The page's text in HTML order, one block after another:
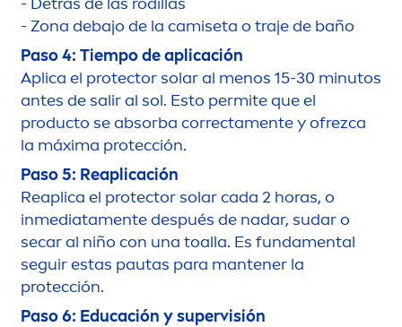
- Zona debajo de la camiseta o traje de baño
Paso 4: Tiempo de aplicación
Aplica el protector solar al menos 15-30 minutos
antes de salir al sol. Esto permite que el
producto se absorba correctamente y ofrezca
la máxima protección.
Paso 5: Reaplicación
Reaplica el protector solar cada 2 horas, o
inmediatamente después de nadar, sudar o
secar al niño con una toalla. Es fundamental
seguir estas pautas para mantener la
protección.
Paso 6: Educación y supervisión